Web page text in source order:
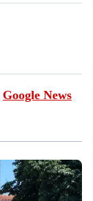
Google News